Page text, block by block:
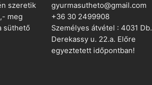
szeretik
meg
süthető
gyurmasutheto@gmail.com
+36 30 2499908
Személyes átvétel : 4031 Db.
Derekassy u. 22.a. Előre
egyeztetett időpontban!